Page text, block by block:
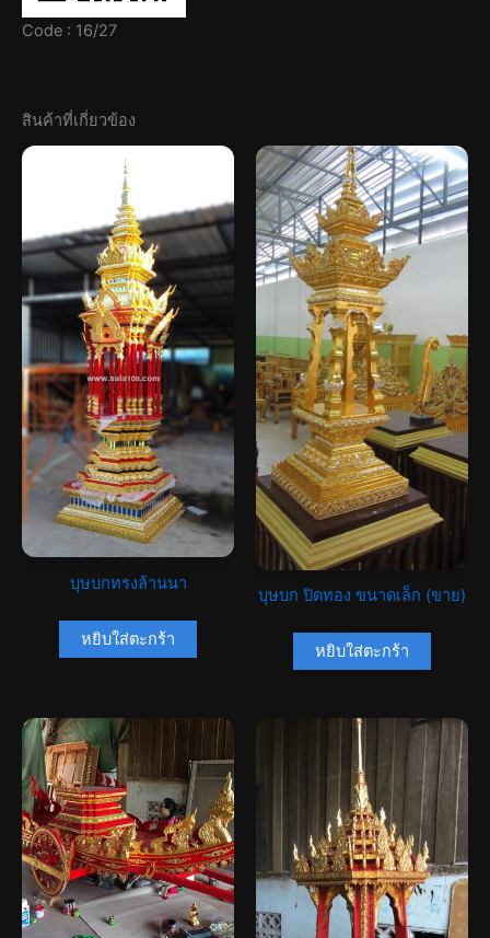
Code : 16/27
สินค้าที่เกี่ยวข้อง
บุษบกทรงล้านนา
หยิบใส่ตะกร้า
บุษบก ปิดทอง ขนาดเล็ก (ขาย)
หยิบใส่ตะกร้า